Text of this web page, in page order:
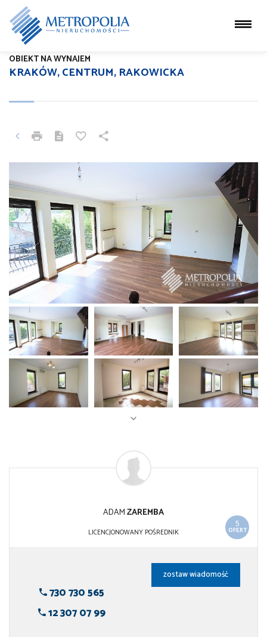
KRAKÓW, CENTRUM, RAKOWICKA
OBIEKT NA WYNAJEM
5
OFERT
ADAMZAREMBA
LICENCJONOWANY POŚREDNIK
730 730 565
12 307 07 99
zostaw wiadomość